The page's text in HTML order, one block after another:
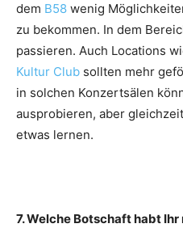
dem B58 wenig
zu bekommen. In dem
passieren. Auch Locations
Kultur Club sollten mehr
in solchen Konzertsälen
ausprobieren, aber
etwas lernen.
7. Welche Botschaft habt